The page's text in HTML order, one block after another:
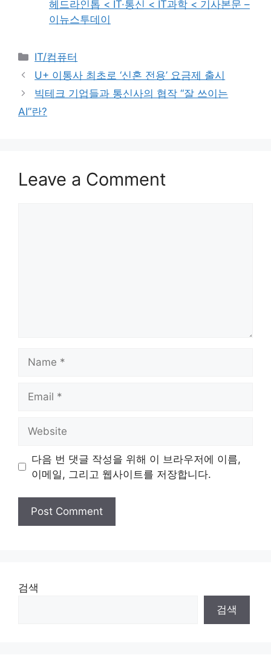
헤드라인톱 < IT·통신 < IT과학 < 기사본문 –
이뉴스투데이
Categories
IT/컴퓨터
U+ 이통사 최초로 ‘신혼 전용’ 요금제 출시
빅테크 기업들과 통신사의 협작 “잘 쓰이는
AI”란?
Leave a Comment
다음 번 댓글 작성을 위해 이 브라우저에 이름,
이메일, 그리고 웹사이트를 저장합니다.
검색
검색